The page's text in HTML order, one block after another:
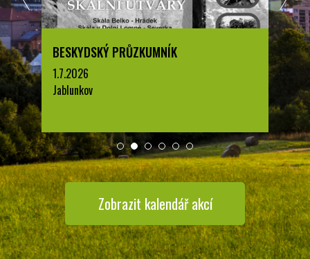
BESKYDSKÝ PRŮZKUMNÍK
1.7.2026
Jablunkov
Zobrazit kalendář akcí